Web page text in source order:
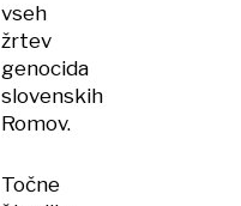
vseh
žrtev
genocida
slovenskih
Romov.
Točne